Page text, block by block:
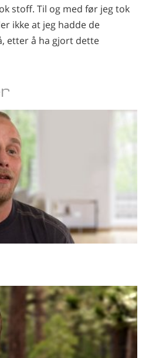
stoff. Til og med før jeg tok
ikke at jeg hadde de
etter å ha gjort dette